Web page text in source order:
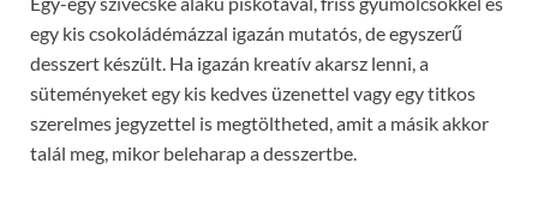
egy kis csokoládémázzal igazán mutatós, de egyszerű
desszert készült. Ha igazán kreatív akarsz lenni, a
süteményeket egy kis kedves üzenettel vagy egy titkos
szerelmes jegyzettel is megtöltheted, amit a másik akkor
talál meg, mikor beleharap a desszertbe.